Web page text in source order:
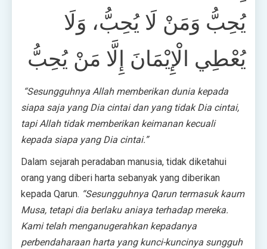
يُحِبُّ وَمَنْ لَا يُحِبُّ، وَلَا
يُعْطِي الْإِيْمَانَ إِلَّا مَنْ يُحِبُّ
“Sesungguhnya Allah memberikan dunia kepada
siapa saja yang Dia cintai dan yang tidak Dia cintai,
tapi Allah tidak memberikan keimanan kecuali
kepada siapa yang Dia cintai.”
Dalam sejarah peradaban manusia, tidak diketahui
orang yang diberi harta sebanyak yang diberikan
kepada Qarun. “Sesungguhnya Qarun termasuk kaum
Musa, tetapi dia berlaku aniaya terhadap mereka.
Kami telah menganugerahkan kepadanya
perbendaharaan harta yang kunci-kuncinya sungguh